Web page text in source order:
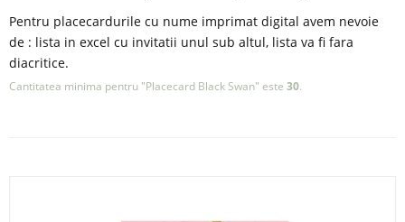
Pentru placecardurile cu nume imprimat digital avem nevoie
de : lista in excel cu invitatii unul sub altul, lista va fi fara
diacritice.
Cantitatea minima pentru "Placecard Black Swan" este 30.